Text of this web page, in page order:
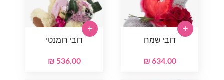
דובי שמח
634.00 ₪
+
דובי רומנטי
536.00 ₪
+